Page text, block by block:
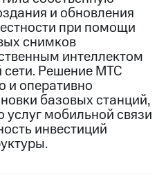
и обновления
при помощи
снимков
интеллектом
сети. Решение МТС
и оперативно
базовых станций,
услуг мобильной связи
инвестиций